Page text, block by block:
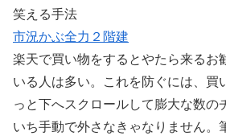
笑える手法
市況かぶ全力２階建
楽天で買い物をするとやたら来るお
いる人は多い。これを防ぐには、買
っと下へスクロールして膨大な数の
いち手動で外さなきゃなりません。